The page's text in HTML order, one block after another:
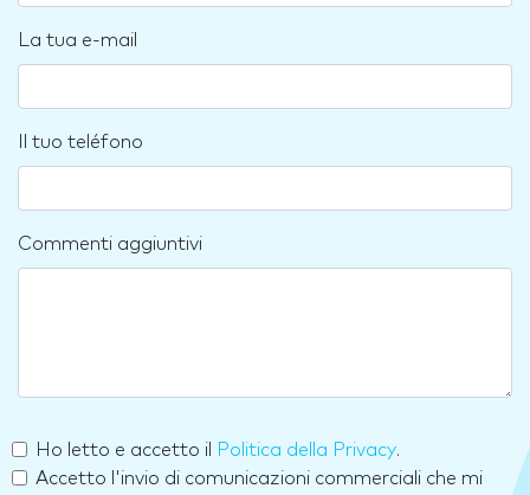
La tua e-mail
Il tuo teléfono
Commenti aggiuntivi
Ho letto e accetto il Politica della Privacy.
Accetto l'invio di comunicazioni commerciali che mi